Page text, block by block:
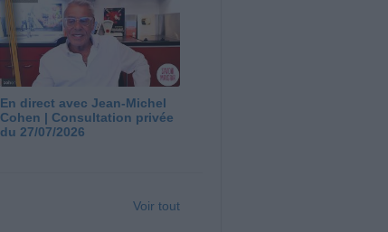
En direct avec Jean-Michel
Cohen | Consultation privée
du 27/07/2026
Voir tout